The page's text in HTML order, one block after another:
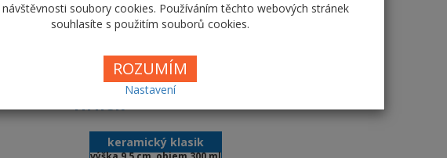
návštěvnosti soubory cookies. Používáním těchto webových stránek
souhlasíte s použitím souborů cookies.
ROZUMÍM
Nastavení
Fotografie s textem
Cena od 189,00 Kč
Hrnek
keramický klasik